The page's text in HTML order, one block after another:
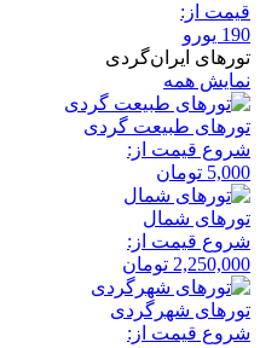
قیمت از:
190 یورو
تورهای ایران‌گردی
نمایش همه
تور‌های طبیعت گردی
شروع قیمت از:
5,000 تومان
تور‌های شمال
شروع قیمت از:
2,250,000 تومان
تور‌های شهرگردی
شروع قیمت از: